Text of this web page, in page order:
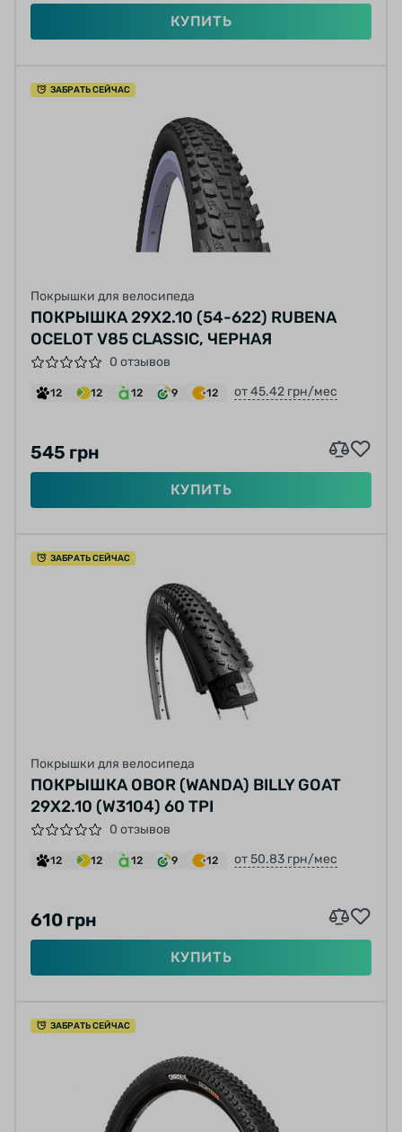
КУПИТЬ
ЗАБРАТЬ СЕЙЧАС
Покрышки для велосипеда
ПОКРЫШКА 29X2.10 (54-622) RUBENA
OCELOT V85 CLASSIC, ЧЕРНАЯ
0 отзывов
12 12 12 9 12 от 45.42 грн/мес
545 грн
КУПИТЬ
ЗАБРАТЬ СЕЙЧАС
Покрышки для велосипеда
ПОКРЫШКА OBOR (WANDA) BILLY GOAT
29X2.10 (W3104) 60 TPI
0 отзывов
12 12 12 9 12 от 50.83 грн/мес
610 грн
КУПИТЬ
ЗАБРАТЬ СЕЙЧАС